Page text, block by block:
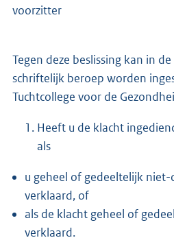
voorzitter
Tegen deze beslissing kan in
schriftelijk beroep worden
Tuchtcollege voor de
Heeft u de klacht
als
u geheel of gedeeltelijk
verklaard, of
als de klacht geheel of
verklaard.